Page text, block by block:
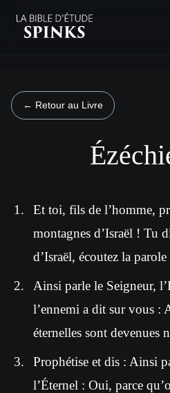
← Retour au Livre
Et toi, fils de l’homme,
montagnes d’Israël ! Tu
d’Israël, écoutez la
Ainsi parle le Seigneur,
l’ennemi a dit sur vous :
éternelles sont devenues
Prophétise et dis : Ainsi
l’Éternel : Oui, parce